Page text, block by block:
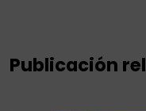
Publicación